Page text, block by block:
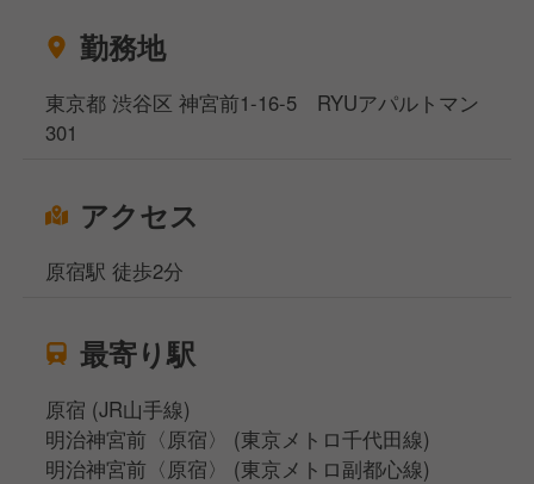
勤務地
東京都 渋谷区 神宮前1-16-5 RYUアパルトマン
301
アクセス
原宿駅 徒歩2分
最寄り駅
原宿 (JR山手線)
明治神宮前〈原宿〉 (東京メトロ千代田線)
明治神宮前〈原宿〉 (東京メトロ副都心線)